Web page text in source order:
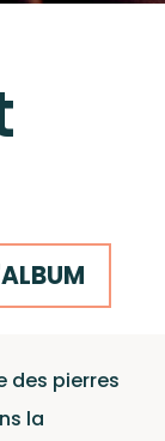
des pierres
la